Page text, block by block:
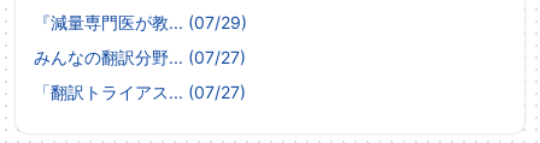
『減量専門医が教... (07/29)
みんなの翻訳分野... (07/27)
「翻訳トライアス... (07/27)